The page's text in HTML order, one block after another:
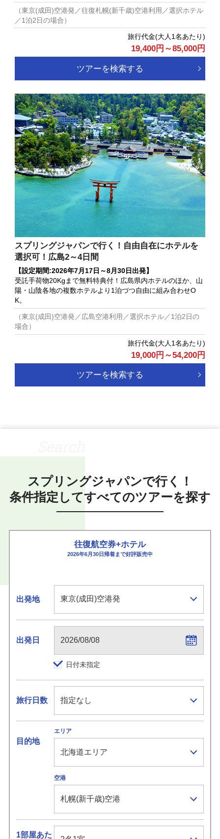
（東京(成田)空港発／往復札幌(新千歳)空港利用／選択ホテル
／1泊2日の場合）
旅行代金(大人1名あたり)
19,400円～85,000円
ツアーを検索する
スプリングジャパンで行く！自由自在にホテルを
選択可！広島2～4日間
【設定期間:2026年7月17日～8月30日出発】
受託手荷物20Kgまで無料特典付！広島県内ホテルのほか、山
陽・山陰各地の複数ホテルより1泊づつ自由に組み合わせO
K。
（東京(成田)空港発／広島空港利用／選択ホテル／1泊2日の
場合）
旅行代金(大人1名あたり)
19,000円～54,200円
ツアーを検索する
スプリングジャパンで行く！
条件指定してすべてのツアーを探す
往復航空券+ホテル
2026年6月30日帰着まで好評販売中
出発地
出発日
日付未指定
旅行日数
目的地
エリア
空港
1部屋あた